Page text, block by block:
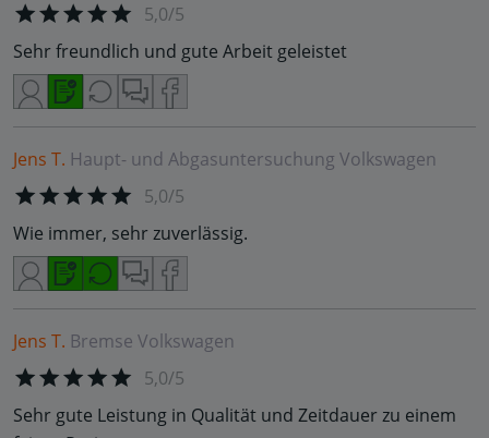
5,0/5
Sehr freundlich und gute Arbeit geleistet
Jens T. Haupt- und Abgasuntersuchung Volkswagen
5,0/5
Wie immer, sehr zuverlässig.
Jens T. Bremse Volkswagen
5,0/5
Sehr gute Leistung in Qualität und Zeitdauer zu einem